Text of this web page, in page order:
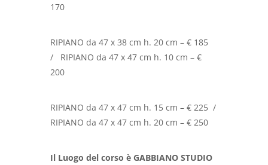
170
RIPIANO da 47 x 38 cm h. 20 cm – € 185
/
RIPIANO da 47 x 47 cm h. 10 cm – €
200
RIPIANO da 47 x 47 cm h. 15 cm – € 225 /
RIPIANO da 47 x 47 cm h. 20 cm – € 250
Il Luogo del corso è GABBIANO STUDIO